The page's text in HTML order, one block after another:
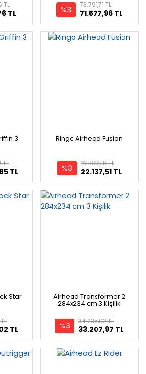
TL
TL %3 71.577,96 TL
73.791,71 TL
3
TL
TL
Ringo Airhead Fusion
%3 22.137,51 TL
22.822,18 TL
Star
TL
Airhead Transformer 2
284x234 cm 3 Kişilik
%3 33.207,97 TL
34.235,02 TL